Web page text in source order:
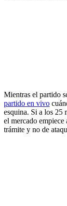
Mientras el partido
partido en vivo
esquina. Si a los 25
el mercado
trámite y no de